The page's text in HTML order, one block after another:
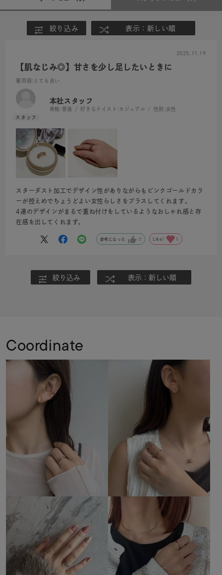
絞り込み 表示：新しい順
2025.11.19
【肌なじみ◎】甘さを少し足したいときに
着用感:とても良い
本社スタッフ
骨格: 普通 好きなテイスト: カジュアル 性別: 女性
スターダスト加工でデザイン性がありながらもピンクゴールドカラ
ーが控えめでちょうどよい女性らしさをプラスしてくれます。
4連のデザインがまるで重ね付けをしているようなおしゃれ感と存
在感を出してくれます。
参考になった 0 Like! 0
絞り込み 表示：新しい順
Coordinate